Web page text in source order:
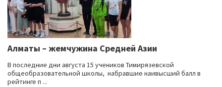
Алматы – жемчужина Средней Азии
В последние дни августа 15 учеников Тимирязевской
общеобразовательной школы, набравшие наивысший балл в
рейтинге п ...